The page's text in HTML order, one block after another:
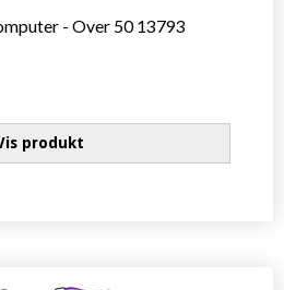
- Over 50 13793
produkt